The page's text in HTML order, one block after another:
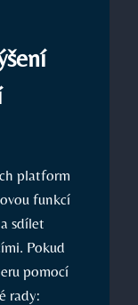
platform
funkcí
sdílet
Pokud
pomocí
rady: